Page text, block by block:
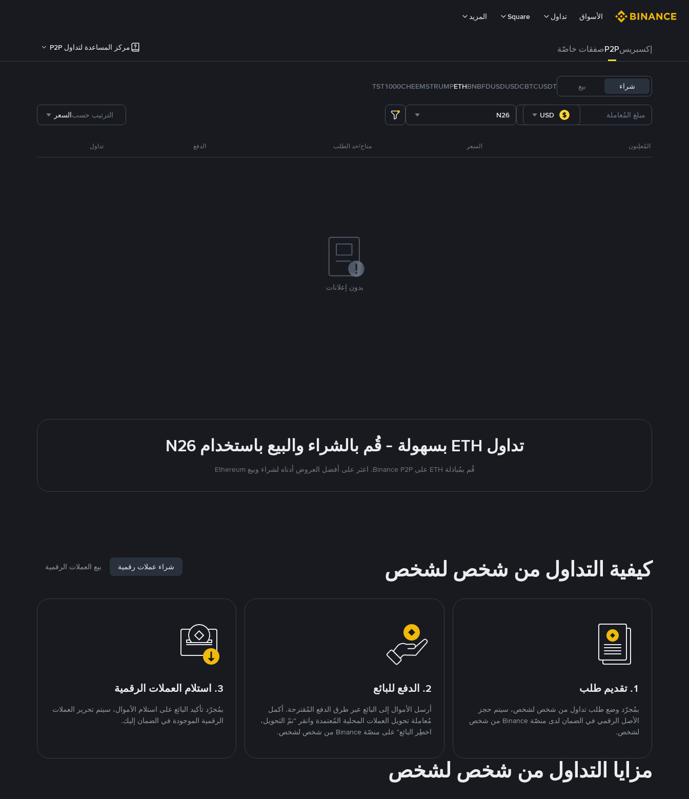
الأسواق تداول Square المزيد
إكسبريسP2Pصفقات خاصّة مركز المساعدة لتداول P2P
شراء بيع USDT
BTC
USDC
FDUSD
BNB
ETH
TRUMP
1000CHEEMS
TST
USD
N26 الترتيب حسبالسعر
المُعلِنون السعر متاح/حد الطلب الدفع تداول
بدون إعلانات
تداول ETH بسهولة - قُم بالشراء والبيع باستخدام N26
قُم بمُبادلة ETH على Binance P2P. اعثر على أفضل العروض أدناه لشراء وبيع Ethereum
كيفية التداول من شخص لشخص شراء عملات رقمية بيع العملات الرقمية
1. تقديم طلب
بمُجرّد وضع طلب تداول من شخص لشخص، سيتم حجز
الأصل الرقمي في الضمان لدى منصّة Binance من شخص
لشخص.
2. الدفع للبائع
أرسل الأموال إلى البائع عبر طرق الدفع المُقترحة. أكمل
مُعاملة تحويل العملات المحلية المُعتمدة وانقر "تمّ التحويل،
اخطِر البائع" على منصّة Binance من شخص لشخص.
3. استلام العملات الرقمية
بمُجرّد تأكيد البائع على استلام الأموال، سيتم تحرير العملات
الرقمية الموجودة في الضمان إليك.
مزايا التداول من شخص لشخص